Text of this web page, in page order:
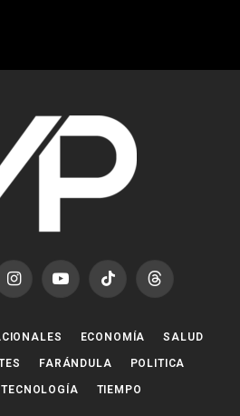
InstagramYouTubeTikTok Threads
ECONOMÍA SALUD
FARÁNDULA POLITICA
TECNOLOGÍA TIEMPO